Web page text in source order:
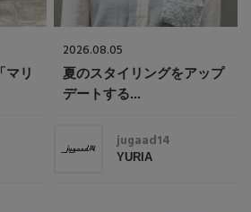
マリ
2026.08.05
夏のスタイリングをアップ
デートする...
jugaad14
YURIA